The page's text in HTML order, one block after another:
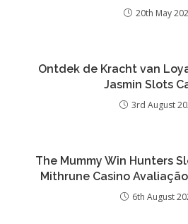
20th May
Ontdek de Kracht van
Jasmin Slots
3rd August
The Mummy Win Hunters
Mithrune Casino
6th August